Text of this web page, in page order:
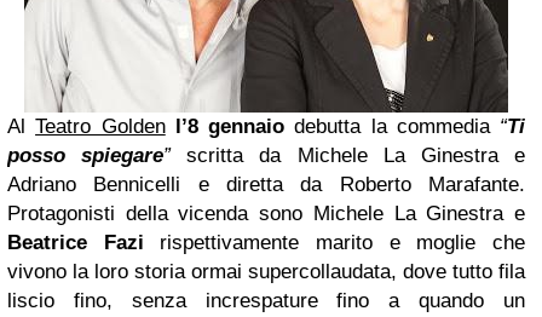
AlTeatro Goldenl’8 gennaiodebutta la commedia “Ti
posso spiegare”scritta da Michele La Ginestra e
Adriano Bennicelli e diretta da Roberto Marafante.
Protagonisti della vicenda sono Michele La Ginestra e
Beatrice Fazi rispettivamente marito e moglie che
vivono la loro storia ormai supercollaudata, dove tutto fila
liscio fino, senza increspature fino a quando un